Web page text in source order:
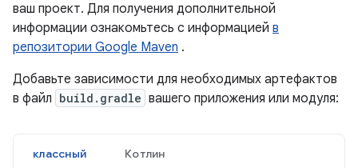
ваш проект. Для получения дополнительной
информации ознакомьтесь с информацией в
репозитории Google Maven .
Добавьте зависимости для необходимых артефактов
в файл build.gradle вашего приложения или модуля:
классный Котлин